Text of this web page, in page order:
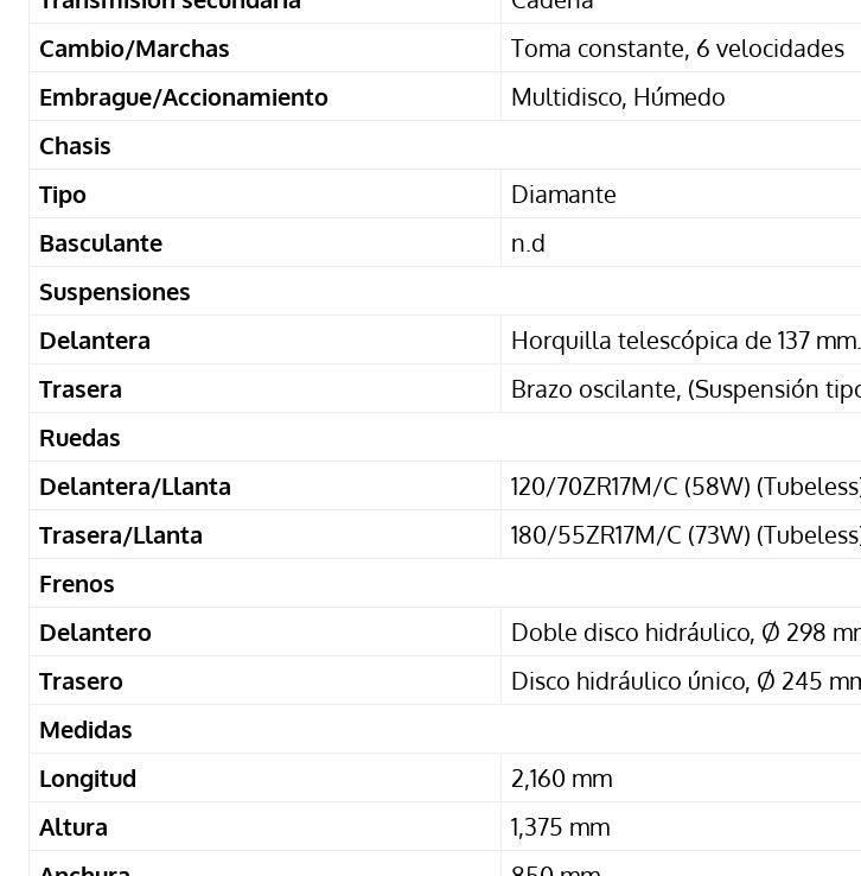
Cambio/Marchas
Toma constante, 6 velocidades
Embrague/Accionamiento
Multidisco, Húmedo
Chasis
Tipo
Diamante
Basculante
n.d
Suspensiones
Delantera
Horquilla telescópica de 137 mm.
Trasera
Brazo oscilante, (Suspensión
Ruedas
Delantera/Llanta
120/70ZR17M/C (58W)
Trasera/Llanta
180/55ZR17M/C (73W)
Frenos
Delantero
Doble disco hidráulico, Ø 298
Trasero
Disco hidráulico único, Ø 245
Medidas
Longitud
2,160 mm
Altura
1,375 mm